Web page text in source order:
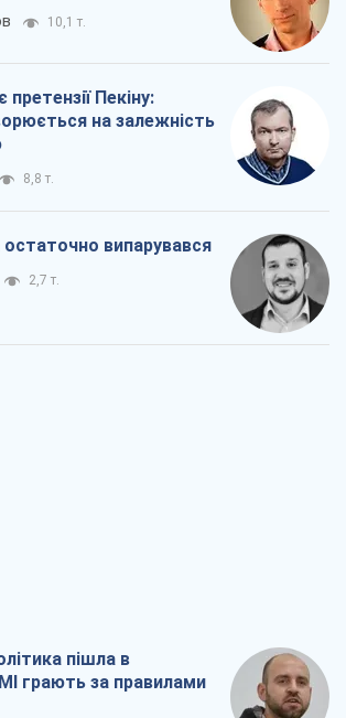
10,1 т.
Пекіну:
на залежність
8,8 т.
випарувався
2,7 т.
пішла в
грають за правилами